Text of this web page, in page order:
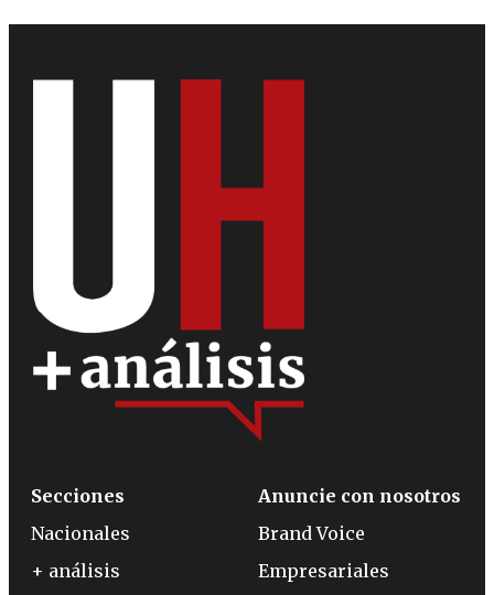
Secciones
Nacionales
+ análisis
Anuncie con nosotros
Brand Voice
Empresariales